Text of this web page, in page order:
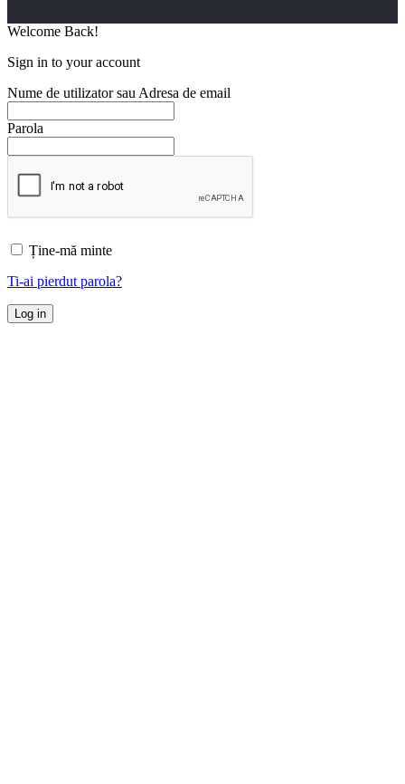
Welcome Back!
Sign in to your account
Nume de utilizator sau Adresa de email
Parola
Ține-mă minte
Ti-ai pierdut parola?